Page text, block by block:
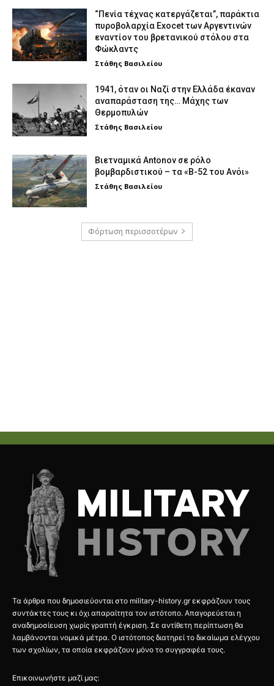
“Πενία τέχνας κατεργάζεται”, παράκτια
πυροβολαρχία Exocet των Αργεντινών
εναντίον του βρετανικού στόλου στα
Φώκλαντς
Στάθης Βασιλείου
1941, όταν οι Ναζί στην Ελλάδα έκαναν
αναπαράσταση της… Μάχης των
Θερμοπυλών
Στάθης Βασιλείου
Βιετναμικά Antonov σε ρόλο
βομβαρδιστικού – τα «Β-52 του Ανόι»
Στάθης Βασιλείου
Φόρτωση περισσοτέρων
Τα άρθρα που δημοσιεύονται στο military-history.gr εκφράζουν τους
συντάκτες τους κι όχι απαραίτητα τον ιστότοπο. Απαγορεύεται η
αναδημοσίευση χωρίς γραπτή έγκριση. Σε αντίθετη περίπτωση θα
λαμβάνονται νομικά μέτρα. Ο ιστότοπος διατηρεί το δικαίωμα ελέγχου
των σχολίων, τα οποία εκφράζουν μόνο το συγγραφέα τους.
Επικοινωνήστε μαζί μας: